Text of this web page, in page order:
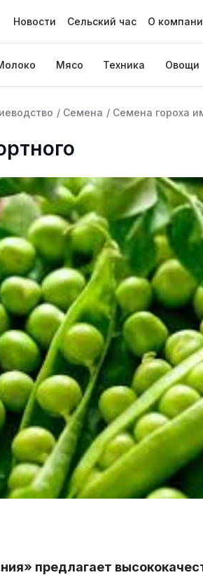
Новости Сельский час О
Мясо Техника Овощи
/ Семена / Семена гороха
предлагает